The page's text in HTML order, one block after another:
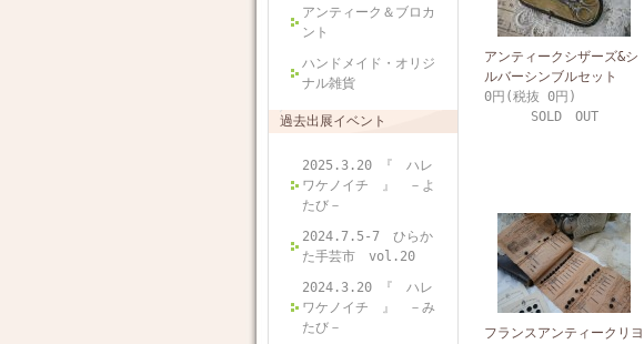
アンティーク＆ブロカ
ント
ハンドメイド・オリジ
ナル雑貨
過去出展イベント
2025.3.20 『 ハレ
ワケノイチ 』 －よ
たび－
2024.7.5-7 ひらか
た手芸市 vol.20
2024.3.20 『 ハレ
ワケノイチ 』 －み
たび－
アンティークシザーズ&シ
ルバーシンブルセット
0円(税抜 0円)
SOLD OUT
フランスアンティークリヨ